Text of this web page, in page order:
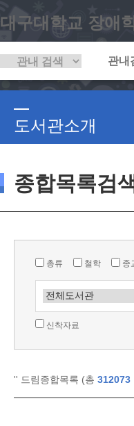
대구대학교 장애
도서관소개
종합목록검
총류 철학 종
신착자료
'' 드림종합목록 (총 312073